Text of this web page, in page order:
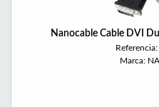
Nanocable Cable DVI
Marca: